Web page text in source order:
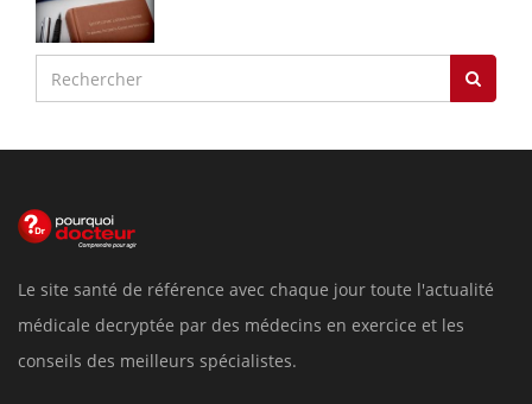
Le site santé de référence avec chaque jour toute l'actualité
médicale decryptée par des médecins en exercice et les
conseils des meilleurs spécialistes.